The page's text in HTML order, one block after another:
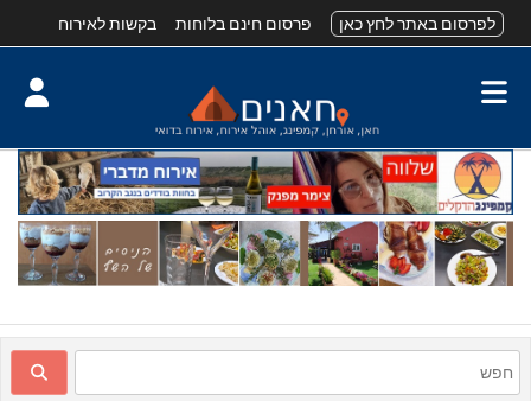
לפרסום באתר לחץ כאן פרסום חינם בלוחות בקשות לאירוח